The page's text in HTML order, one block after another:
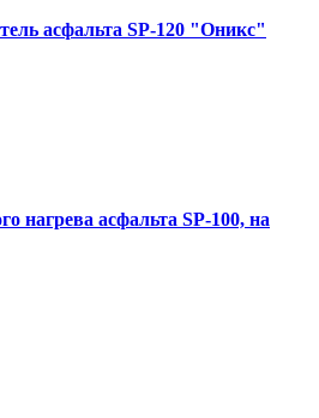
асфальта SP-120 "Оникс"
нагрева асфальта SP-100, на